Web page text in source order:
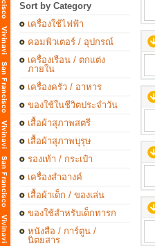
Sort by Category
เครื่องใช้ไฟฟ้า
คอมพิวเตอร์ / อุปกรณ์
เครื่องเรือน / ตกแต่ง
ภายใน
เครื่องครัว / อาหาร
ของใช้ในชีวิตประจำวัน
เสื้อผ้าสุภาพสตรี
เสื้อผ้าสุภาพบุรุษ
รองเท้า / กระเป๋า
เครื่องสำอางค์
เสื้อผ้าเด็ก / ของเล่น
ของใช้สำหรับเด็กทารก
หนังสือ / การ์ตูน /
นิตยสาร